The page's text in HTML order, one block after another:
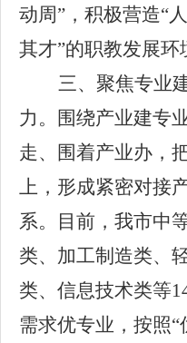
动周”，积极营造“
其才”的职教发展环
三、聚焦专业
力。
围绕产业建专
走、围着产业办 ，
上，形成紧密对接
系。
目前， 我市中
类、加工制造类、
类、信息技术类等1
需求优专业 ，按照“